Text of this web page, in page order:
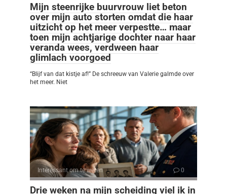
Mijn steenrijke buurvrouw liet beton
over mijn auto storten omdat die haar
uitzicht op het meer verpestte… maar
toen mijn achtjarige dochter naar haar
veranda wees, verdween haar
glimlach voorgoed
“Blijf van dat kistje af!” De schreeuw van Valerie galmde over
het meer. Niet
Interessant om te weten 0
Drie weken na mijn scheiding viel ik in